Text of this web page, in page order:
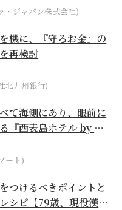
・ジャパン株式会社)
機に、『守るお金』の
再検討
北九州銀行)
て海側にあり、眼前に
『西表島ホテル by 星
ート)
つけるべきポイントと
シピ【79歳、現役漢方